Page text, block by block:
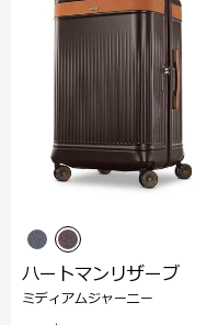
ハートマンリザーブ
ミディアムジャーニー